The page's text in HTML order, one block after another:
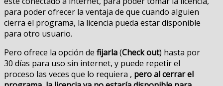
para poder ofrecer la ventaja de que cuando alguien
cierra el programa, la licencia pueda estar disponible
para otro usuario.
Pero ofrece la opción de fijarla(Check out) hasta por
30 días para uso sin internet, y puede repetir el
proceso las veces que lo requiera , pero al cerrar el